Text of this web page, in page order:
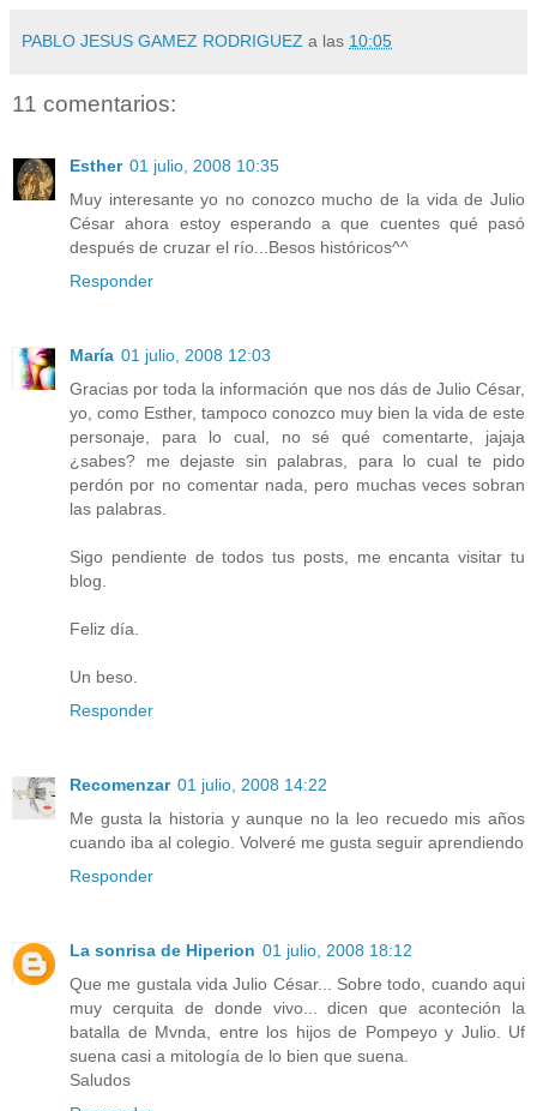
PABLO JESUS GAMEZ RODRIGUEZ a las 10:05
11 comentarios:
Esther 01 julio, 2008 10:35
Muy interesante yo no conozco mucho de la vida de Julio
César ahora estoy esperando a que cuentes qué pasó
después de cruzar el río...Besos históricos^^
Responder
María 01 julio, 2008 12:03
Gracias por toda la información que nos dás de Julio César,
yo, como Esther, tampoco conozco muy bien la vida de este
personaje, para lo cual, no sé qué comentarte, jajaja
¿sabes? me dejaste sin palabras, para lo cual te pido
perdón por no comentar nada, pero muchas veces sobran
las palabras.
Sigo pendiente de todos tus posts, me encanta visitar tu
blog.
Feliz día.
Un beso.
Responder
Recomenzar 01 julio, 2008 14:22
Me gusta la historia y aunque no la leo recuedo mis años
cuando iba al colegio. Volveré me gusta seguir aprendiendo
Responder
La sonrisa de Hiperion 01 julio, 2008 18:12
Que me gustala vida Julio César... Sobre todo, cuando aqui
muy cerquita de donde vivo... dicen que aconteción la
batalla de Mvnda, entre los hijos de Pompeyo y Julio. Uf
suena casi a mitología de lo bien que suena.
Saludos